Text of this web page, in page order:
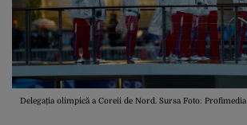
Delegația olimpică a Coreii de Nord. Sursa Foto: Profimedia